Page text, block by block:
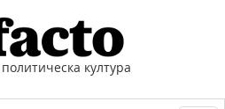
култура